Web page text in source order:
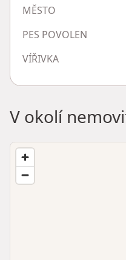
MĚSTO
PES POVOLEN
VÍŘIVKA
V okolí